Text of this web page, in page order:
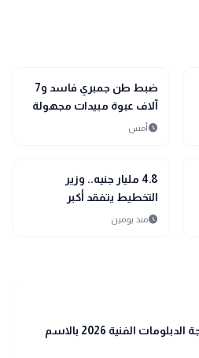
location_city
بحراوي
ضبط طن جمبري فاسد و7
آلاف عبوة مبيدات مجهولة
المصدر بالبحيرة
schedule أمس
location_city
بحراوي4.8 مليار جنيه.. وزير
التخطيط يتفقد أكبر
المشروعات الصحية
scheduleمنذ يومين
أعرف درجاتك عندنا.. نتيجة الدبلومات الفنية 2026 بالاسم